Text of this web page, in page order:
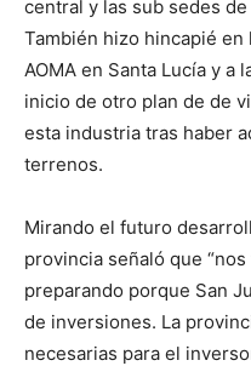
central y las sub sedes
También hizo hincapié
AOMA en Santa Lucía y a
inicio de otro plan de de
esta industria tras haber
terrenos.
Mirando el futuro
provincia señaló que
preparando porque San
de inversiones. La
necesarias para el